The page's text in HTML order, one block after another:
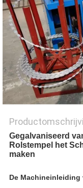
Gegalvaniseerd
Rolstempel het
maken
De